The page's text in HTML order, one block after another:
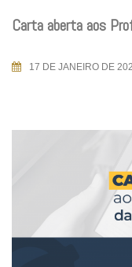
Carta aberta aos
17 DE JANEIRO DE